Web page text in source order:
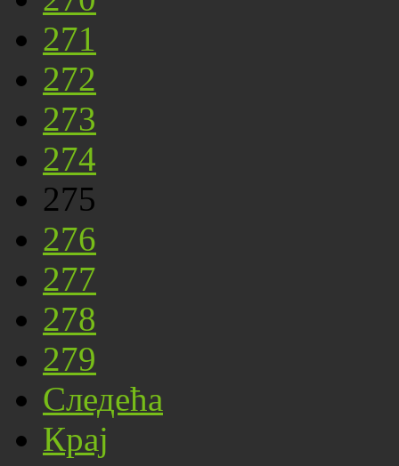
271
272
273
274
275
276
277
278
279
Следећа
Крај